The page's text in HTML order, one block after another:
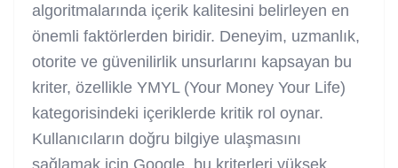
algoritmalarında içerik kalitesini belirleyen en
önemli faktörlerden biridir. Deneyim, uzmanlık,
otorite ve güvenilirlik unsurlarını kapsayan bu
kriter, özellikle YMYL (Your Money Your Life)
kategorisindeki içeriklerde kritik rol oynar.
Kullanıcıların doğru bilgiye ulaşmasını